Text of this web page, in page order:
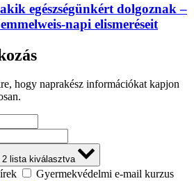
egészségünkért dolgoznak –
napi elismeréseit
hogy naprakész információkat kapjon
2 lista kiválasztva
Gyermekvédelmi e-mail kurzus